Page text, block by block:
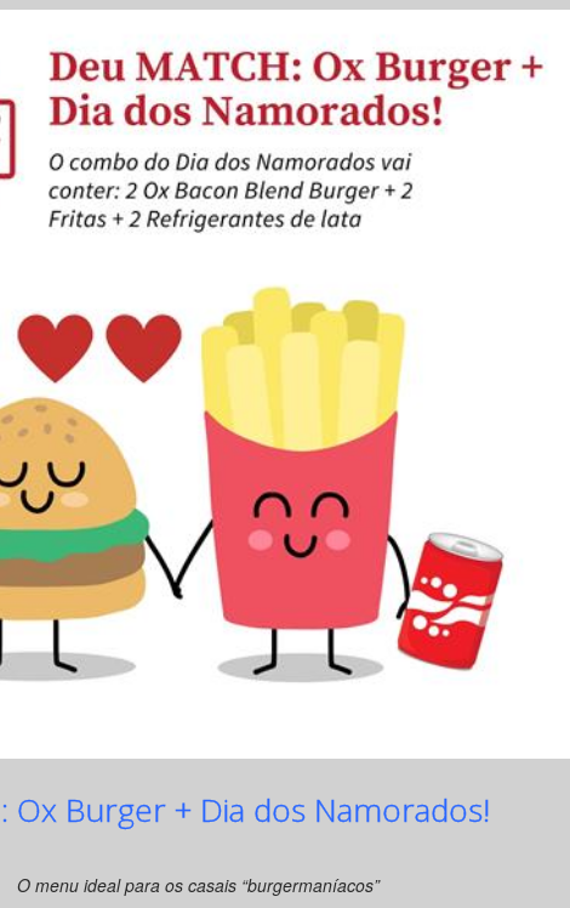
Ox Burger + Dia dos Namorados!
O menu ideal para os casais “burgermaníacos”